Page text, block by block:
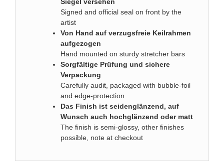
Siegel versehen
Signed and official seal on front by the
artist
Von Hand auf verzugsfreie Keilrahmen
aufgezogen
Hand mounted on sturdy stretcher bars
Sorgfältige Prüfung und sichere
Verpackung
Carefully audit, packaged with bubble-foil
and edge-protection
Das Finish ist seidenglänzend, auf
Wunsch auch hochglänzend oder matt
The finish is semi-glossy, other finishes
possible, note at checkout